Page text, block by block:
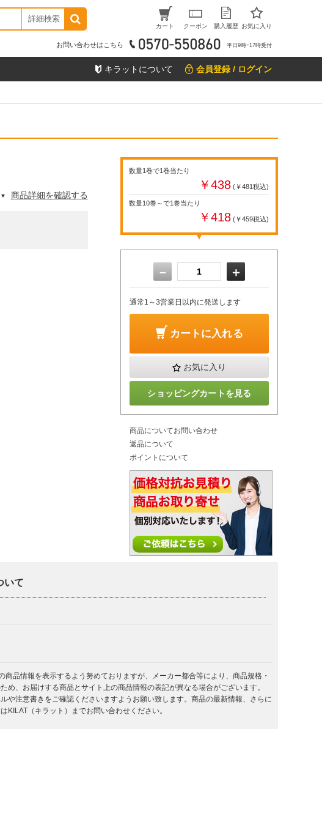
詳細検索
カート クーポン 購入履歴 お気に入り
お問い合わせはこちら 平日9時ｰ17時受付
キラットについて 会員登録 / ログイン
商品詳細を確認する
数量1巻で1巻当たり
￥438 (￥481税込)
数量10巻～で1巻当たり
￥418 (￥459税込)
－ ＋
通常1～3営業日以内に発送します
カートに入れる
お気に入り
ショッピングカートを見る
商品についてお問い合わせ
返品について
ポイントについて
いて
商品情報を表示するよう努めておりますが、メーカー都合等により、商品規格・
め、お届けする商品とサイト上の商品情報の表記が異なる場合がございます。
や注意書きをご確認くださいますようお願い致します。商品の最新情報、さらに
KILAT（キラット）までお問い合わせください。